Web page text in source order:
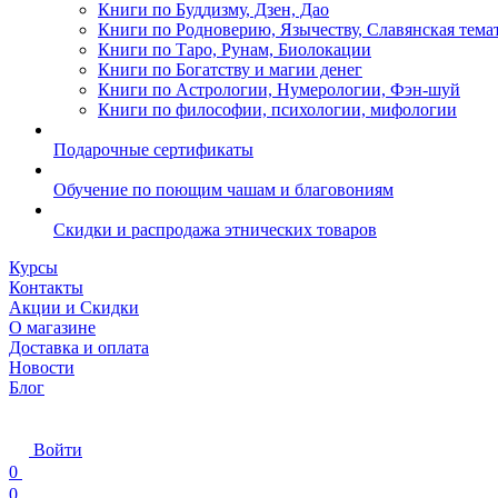
Книги по Буддизму, Дзен, Дао
Книги по Родноверию, Язычеству, Славянская
Книги по Таро, Рунам, Биолокации
Книги по Богатству и магии денег
Книги по Астрологии, Нумерологии, Фэн-шуй
Книги по философии, психологии, мифологии
Подарочные сертификаты
Обучение по поющим чашам и благовониям
Скидки и распродажа этнических товаров
Курсы
Контакты
Акции и Скидки
О магазине
Доставка и оплата
Новости
Блог
Войти
0
0